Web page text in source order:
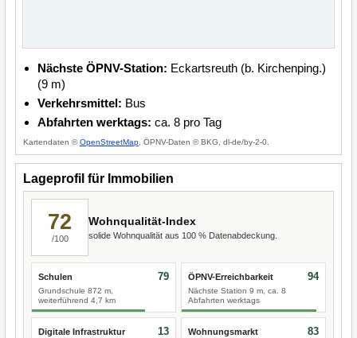
Nächste ÖPNV-Station: Eckartsreuth (b. Kirchenping.)
(9 m)
Verkehrsmittel: Bus
Abfahrten werktags: ca. 8 pro Tag
Kartendaten ©OpenStreetMap , ÖPNV-Daten © BKG, dl-de/by-2-0.
Lageprofil für Immobilien
72
/100
Wohnqualität-Index
solide Wohnqualität aus 100 % Datenabdeckung.
Schulen
Grundschule 872 m,
weiterführend 4,7 km
79 ÖPNV-Erreichbarkeit
Nächste Station 9 m, ca. 8
Abfahrten werktags
94
Digitale Infrastruktur 13 Wohnungsmarkt 83